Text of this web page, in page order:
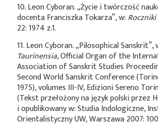
10. Leon Cyboran. „Życie i twórczość
docenta Franciszka Tokarza”, w:
22: 1974 z.1.
11. Leon Cyboran. „Pilosophical Sanskrit”,
Taurinensia, Official Organ of the
Association of Sanskrit Studies
Second World Sanskrit Conference
1975), volumes III-IV, Edizioni Sereno
(Tekst przełożony na język polski przez
i opublikowany w: Studia Indologiczne,
Orientalistyczny UW, Warszawa 2007: